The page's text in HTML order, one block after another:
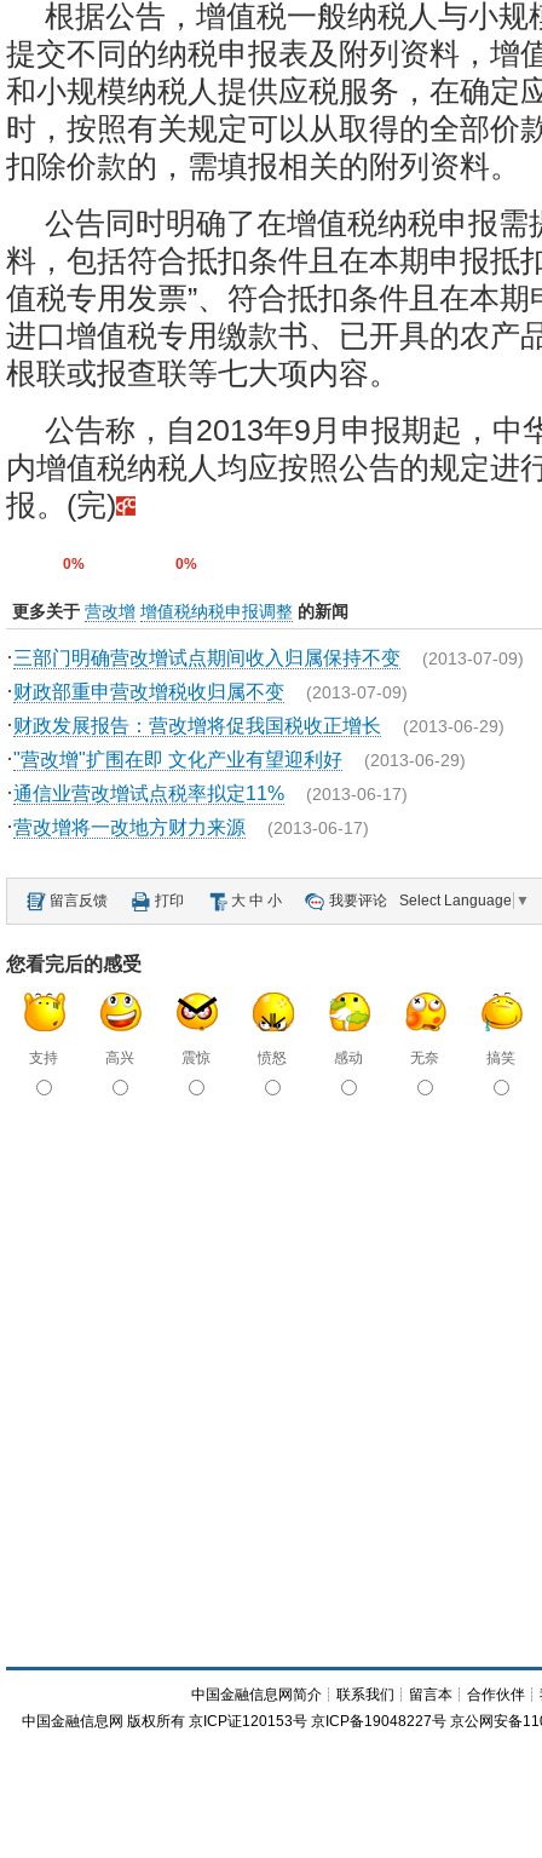
根据公告，增值税一般纳税人与小规
提交不同的纳税申报表及附列资料，增
和小规模纳税人提供应税服务，在确定
时，按照有关规定可以从取得的全部价
扣除价款的，需填报相关的附列资料。
公告同时明确了在增值税纳税申报需
料，包括符合抵扣条件且在本期申报抵
值税专用发票”、符合抵扣条件且在本
进口增值税专用缴款书、已开具的农产
根联或报查联等七大项内容。
公告称，自2013年9月申报期起，中
内增值税纳税人均应按照公告的规定进
报。(完)
0% 0%
更多关于 营改增 增值税纳税申报调整 的新闻
·三部门明确营改增试点期间收入归属保持不变 (2013-07-09)
·财政部重申营改增税收归属不变 (2013-07-09)
·财政发展报告：营改增将促我国税收正增长 (2013-06-29)
·"营改增"扩围在即 文化产业有望迎利好 (2013-06-29)
·通信业营改增试点税率拟定11% (2013-06-17)
·营改增将一改地方财力来源 (2013-06-17)
留言反馈 打印 大 中 小 我要评论 Select Language ▼
您看完后的感受
支持 高兴 震惊 愤怒 感动 无奈 搞笑
中国金融信息网简介 ┊联系我们 ┊ 留言本 ┊合作伙伴 ┊
中国金融信息网 版权所有 京ICP证120153号 京ICP备19048227号 京公网安备